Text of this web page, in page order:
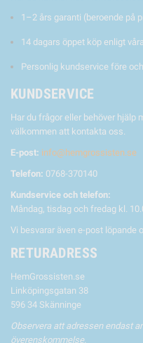
1–2 års garanti (beroende på
14 dagars öppet köp enligt
Personlig kundservice före
KUNDSERVICE
Har du frågor eller behöver hjälp
välkommen att kontakta oss.
E-post: info@hemgrossisten.se
Telefon: 0768-370140
Kundservice och telefon:
Måndag, tisdag och fredag kl.
Vi besvarar även e-post löpande
RETURADRESS
HemGrossisten.se
Linköpingsgatan 38
596 34 Skänninge
Observera att adressen endast
överenskommelse.